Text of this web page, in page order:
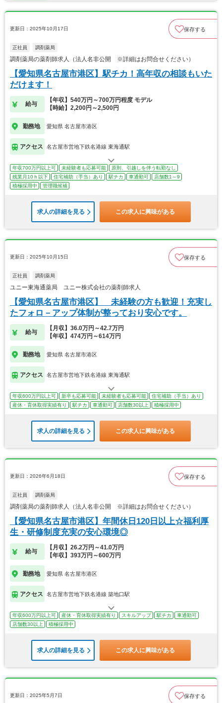
更新日：2025年10月17日 保存する
正社員 調剤薬局
調剤薬局の薬剤師求人（法人名非公開 ※詳細はお問合せください）
【愛知県名古屋市港区】駅チカ！高年収の相談もいた
だけます！
給与
【年収】540万円～700万円程度 モデル
【時給】2,200円～2,500円
勤務地 愛知県 名古屋市港区
アクセス 名古屋市営地下鉄名港線 東海通駅
年収700万円以上可 未経験者も応募可能
原則、引越しを伴う転勤なし
残業月10ｈ以下
住宅補助（手当）あり 駅チカ 車通勤可
店舗数1～9
積極採用中
管理職候補
求人の詳細を見る この求人に興味がある
更新日：2025年10月15日 保存する
正社員 調剤薬局
ユニー東海通薬局 ユニー株式会社の薬剤師求人
【愛知県名古屋市港区】 未経験の方も歓迎！充実し
たフォロ－アップ体制が整っており安心です。
給与
【月収】36.0万円～42.7万円
【年収】474万円～614万円
勤務地 愛知県 名古屋市港区
アクセス 名古屋市営地下鉄名港線 東海通駅
年収600万円以上可 新卒も応募可能 未経験者も応募可能
住宅補助（手当）あり
産休・育休取得実績有り
駅チカ 車通勤可 店舗数30以上 積極採用中
求人の詳細を見る この求人に興味がある
更新日：2026年6月18日 保存する
正社員 調剤薬局
調剤薬局の薬剤師求人（法人名非公開 ※詳細はお問合せください）
【愛知県名古屋市港区】年間休日120日以上☆福利厚
生・研修制度充実の安心環境◎
給与
【月収】26.2万円～41.0万円
【年収】393万円～600万円
勤務地 愛知県 名古屋市港区
アクセス 名古屋市営地下鉄名港線 築地口駅
年収600万円以上可 産休・育休取得実績有り スキルアップ 駅チカ
車通勤可
店舗数30以上
積極採用中
求人の詳細を見る この求人に興味がある
更新日：2025年5月7日 保存する